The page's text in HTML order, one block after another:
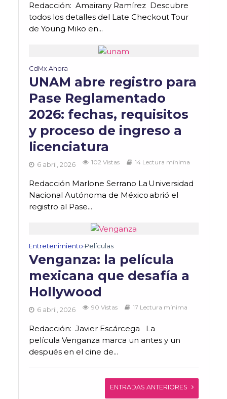
Redacción: Amairany Ramírez Descubre
todos los detalles del Late Checkout Tour
de Young Miko en...
CdMx Ahora
UNAM abre registro para
Pase Reglamentado
2026: fechas, requisitos
y proceso de ingreso a
licenciatura
6 abril, 2026 102 Vistas 14 Lectura mínima
Redacción Marlone Serrano La Universidad
Nacional Autónoma de México abrió el
registro al Pase...
Entretenimiento•Películas
Venganza: la película
mexicana que desafía a
Hollywood
6 abril, 2026 90 Vistas 17 Lectura mínima
Redacción: Javier Escárcega La
película Venganza marca un antes y un
después en el cine de...
ENTRADAS ANTERIORES